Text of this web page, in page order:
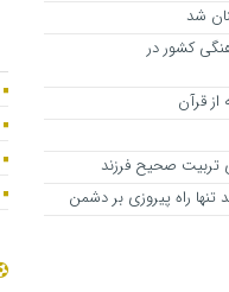
شد
کشور در
قرآن
تربیت صحیح فرزند
تنها راه پیروزی بر دشمن